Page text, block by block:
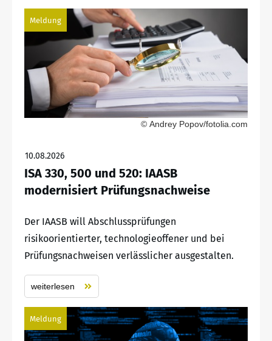
Meldung
© Andrey Popov/fotolia.com
10.08.2026
ISA 330, 500 und 520: IAASB
modernisiert Prüfungsnachweise
Der IAASB will Abschlussprüfungen
risikoorientierter, technologieoffener und bei
Prüfungsnachweisen verlässlicher ausgestalten.
weiterlesen
Meldung